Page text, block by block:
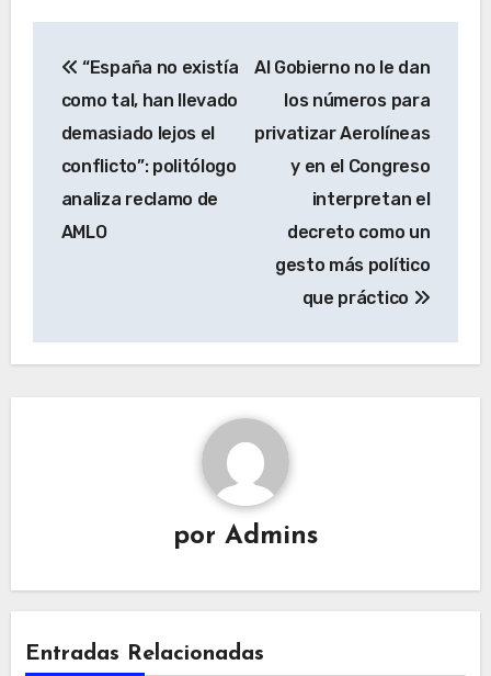
de
entradas
“España no existía
como tal, han llevado
demasiado lejos el
conflicto”: politólogo
analiza reclamo de
AMLO
Al Gobierno no le dan
los números para
privatizar Aerolíneas
y en el Congreso
interpretan el
decreto como un
gesto más político
que práctico
por Admins
Entradas Relacionadas